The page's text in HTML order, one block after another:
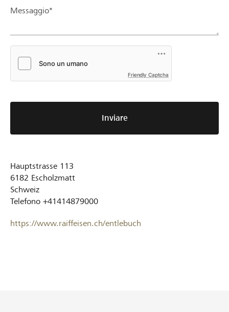
Messaggio*
Friendly Captcha
Inviare
Hauptstrasse 113
6182 Escholzmatt
Schweiz
Telefono +41414879000
https://www.raiffeisen.ch/entlebuch